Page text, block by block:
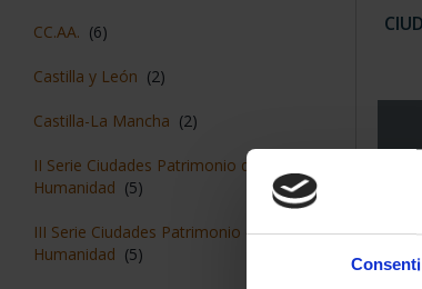
CC.AA. (6)
Castilla y León (2)
Castilla-La Mancha (2)
II Serie Ciudades Patrimonio de la
Humanidad (5)
III Serie Ciudades Patrimonio de la
Humanidad (5)